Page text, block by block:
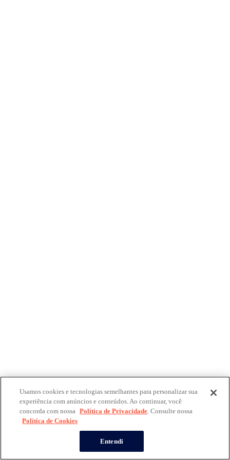
Usamos cookies e tecnologias semelhantes para personalizar sua
experiência com anúncios e conteúdos. Ao continuar, você
concorda com nossa Política de Privacidade. Consulte nossa
Política de Cookies
Entendi